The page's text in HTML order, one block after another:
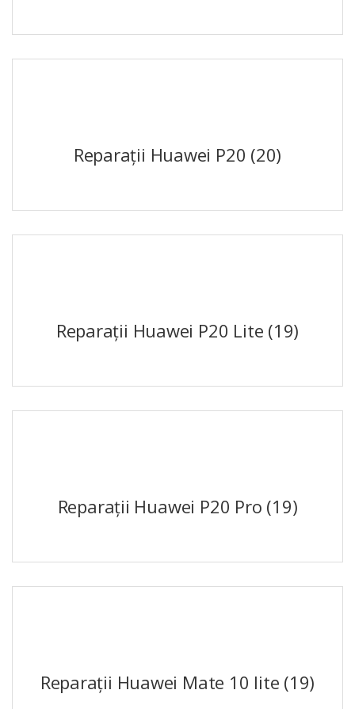
Reparații Huawei P20 (20)
Reparații Huawei P20 Lite (19)
Reparații Huawei P20 Pro (19)
Reparații Huawei Mate 10 lite (19)